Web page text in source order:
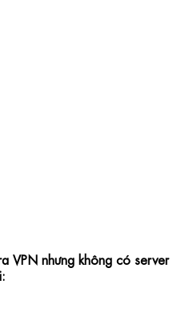
VPN nhưng không có server